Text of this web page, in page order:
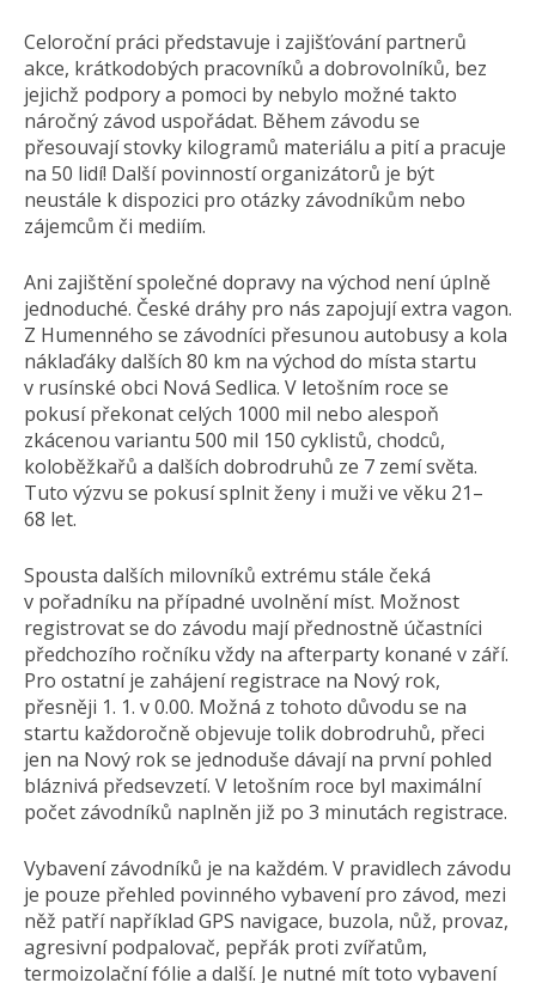
Celoroční práci představuje i zajišťování partnerů
akce, krátkodobých pracovníků a dobrovolníků, bez
jejichž podpory a pomoci by nebylo možné takto
náročný závod uspořádat. Během závodu se
přesouvají stovky kilogramů materiálu a pití a pracuje
na 50 lidí! Další povinností organizátorů je být
neustále k dispozici pro otázky závodníkům nebo
zájemcům či mediím.
Ani zajištění společné dopravy na východ není úplně
jednoduché. České dráhy pro nás zapojují extra vagon.
Z Humenného se závodníci přesunou autobusy a kola
náklaďáky dalších 80 km na východ do místa startu
v rusínské obci Nová Sedlica. V letošním roce se
pokusí překonat celých 1000 mil nebo alespoň
zkácenou variantu 500 mil 150 cyklistů, chodců,
koloběžkařů a dalších dobrodruhů ze 7 zemí světa.
Tuto výzvu se pokusí splnit ženy i muži ve věku 21–
68 let.
Spousta dalších milovníků extrému stále čeká
v pořadníku na případné uvolnění míst. Možnost
registrovat se do závodu mají přednostně účastníci
předchozího ročníku vždy na afterparty konané v září.
Pro ostatní je zahájení registrace na Nový rok,
přesněji 1. 1. v 0.00. Možná z tohoto důvodu se na
startu každoročně objevuje tolik dobrodruhů, přeci
jen na Nový rok se jednoduše dávají na první pohled
bláznivá předsevzetí. V letošním roce byl maximální
počet závodníků naplněn již po 3 minutách registrace.
Vybavení závodníků je na každém. V pravidlech závodu
je pouze přehled povinného vybavení pro závod, mezi
něž patří například GPS navigace, buzola, nůž, provaz,
agresivní podpalovač, pepřák proti zvířatům,
termoizolační fólie a další. Je nutné mít toto vybavení